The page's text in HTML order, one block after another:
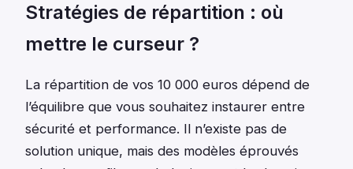
Stratégies de répartition : où
mettre le curseur ?
La répartition de vos 10 000 euros dépend de
l’équilibre que vous souhaitez instaurer entre
sécurité et performance. Il n’existe pas de
solution unique, mais des modèles éprouvés